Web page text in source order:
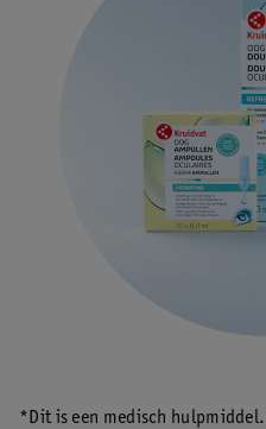
*Dit is een medisch